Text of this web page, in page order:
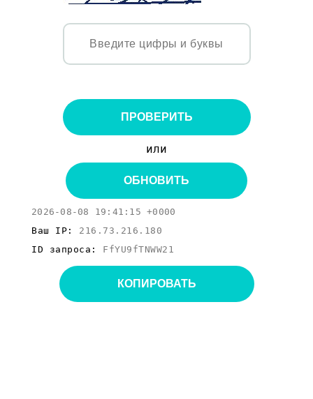
ПРОВЕРИТЬ
или
ОБНОВИТЬ
2026-08-08 19:41:15 +0000
Ваш IP: 216.73.216.180
ID запроса: FfYU9fTNWW21
КОПИРОВАТЬ